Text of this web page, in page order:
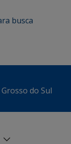
busca
do Sul